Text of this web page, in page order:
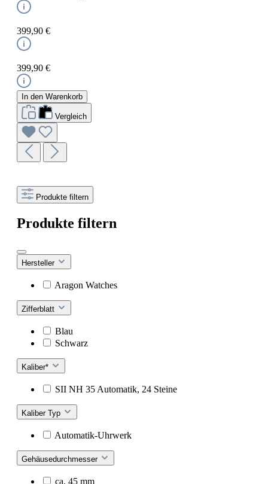
399,90 €
399,90 €
In den Warenkorb
Vergleich
Produkte filtern
Produkte filtern
Hersteller
Aragon Watches
Zifferblatt
Blau
Schwarz
Kaliber*
SII NH 35 Automatik, 24 Steine
Kaliber Typ
Automatik-Uhrwerk
Gehäusedurchmesser
ca. 45 mm